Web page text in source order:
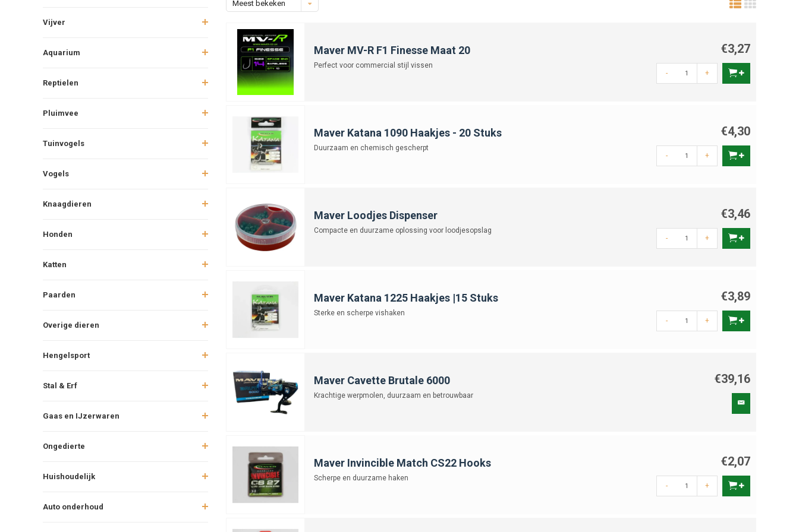
Vijver
Aquarium
Reptielen
Pluimvee
Tuinvogels
Vogels
Knaagdieren
Honden
Katten
Paarden
Overige dieren
Hengelsport
Stal & Erf
Gaas en IJzerwaren
Ongedierte
Huishoudelijk
Auto onderhoud
Meest bekeken
Maver MV-R F1 Finesse Maat 20
Perfect voor commercial stijl vissen
€3,27
- +
Maver Katana 1090 Haakjes - 20 Stuks
Duurzaam en chemisch gescherpt
€4,30
- +
Maver Loodjes Dispenser
Compacte en duurzame oplossing voor loodjesopslag
€3,46
- +
Maver Katana 1225 Haakjes |15 Stuks
Sterke en scherpe vishaken
€3,89
- +
Maver Cavette Brutale 6000
Krachtige werpmolen, duurzaam en betrouwbaar
€39,16
Maver Invincible Match CS22 Hooks
Scherpe en duurzame haken
€2,07
- +